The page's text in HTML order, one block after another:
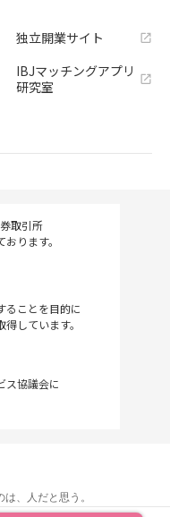
独立開業サイト
IBJマッチングアプリ
研究室
取引所
ります。
ることを目的に
しています。
ス協議会に
、人だと思う。